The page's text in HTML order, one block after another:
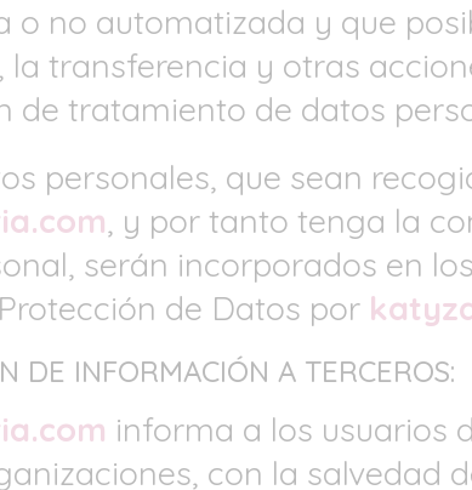
o no automatizada y que
transferencia y otras
de tratamiento de datos
personales, que sean
, y por tanto tenga la
serán incorporados en
de Datos por
DE INFORMACIÓN A TERCEROS:
informa a los usuarios
con la salvedad